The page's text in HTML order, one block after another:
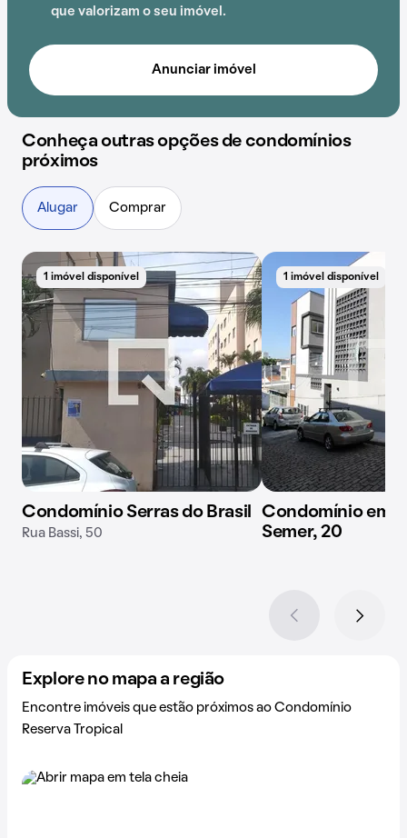
Cuidados Paliativos e Escola Professor David R. dos
rotina dos que residem no local.
que valorizam o seu imóvel.
Anunciar imóvel
Conheça outras opções de condomínios
próximos
Alugar Comprar
1 imóvel disponível
Condomínio Serras do Brasil
Rua Bassi, 50
1 imóvel disponível
Condomínio em
Semer, 20
Explore no mapa a região
Encontre imóveis que estão próximos ao Condomínio
Reserva Tropical